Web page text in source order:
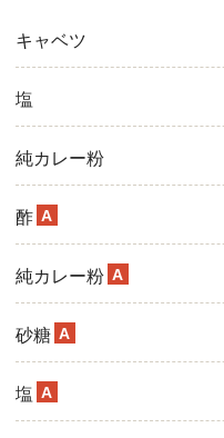
キャベツ
塩
純カレー粉
酢 A
純カレー粉 A
砂糖 A
塩 A
ピーマン